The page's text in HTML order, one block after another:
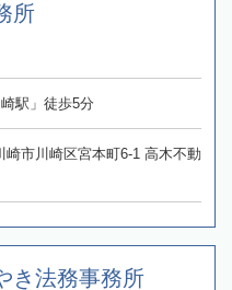
所
駅」徒歩5分
崎市川崎区宮本町6-1 高木不動
き法務事務所